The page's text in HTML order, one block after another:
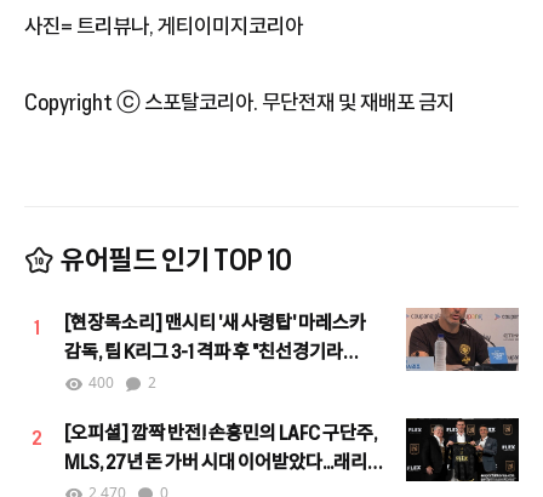
사진= 트리뷰나, 게티이미지코리아
Copyright ⓒ 스포탈코리아. 무단전재 및 재배포 금지
유어필드 인기 TOP 10
1
[현장목소리] 맨시티 '새 사령탑' 마레스카
감독, 팀 K리그 3-1 격파 후 "친선경기라
할지라도 결과는 중요"
400 2
2
[오피셜] 깜짝 반전! 손흥민의 LAFC 구단주,
MLS, 27년 돈 가버 시대 이어받았다...래리
버그 차기 커미셔너로 선임
2,470 0